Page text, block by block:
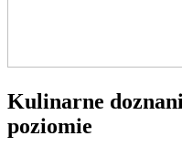
Kulinarne
poziomie